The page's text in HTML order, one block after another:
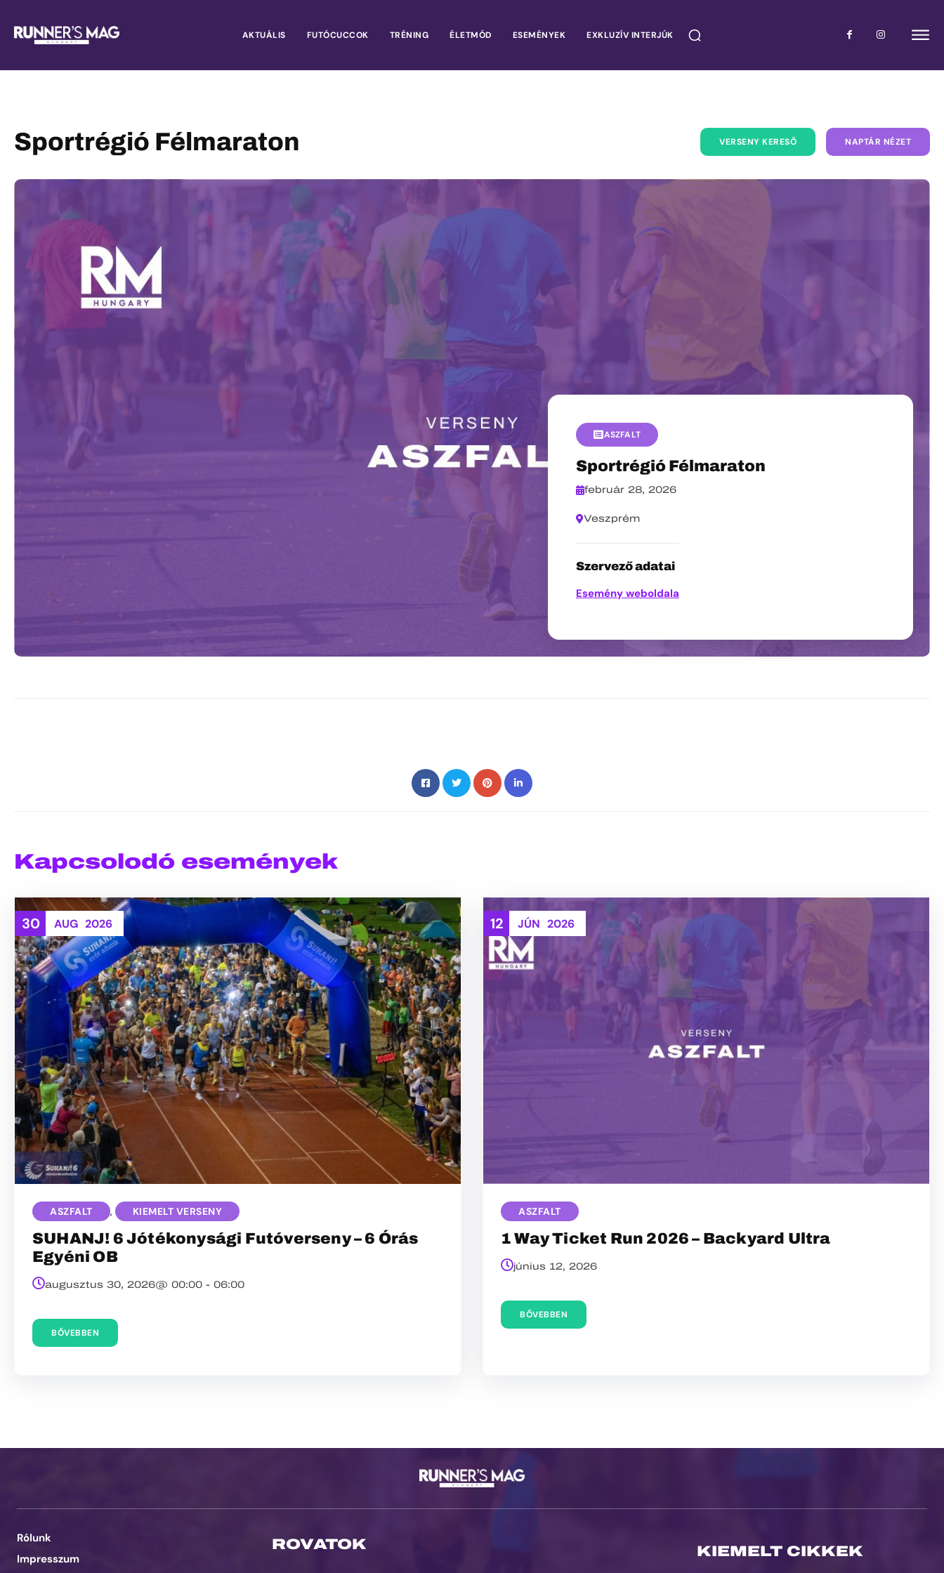
AKTUÁLIS FUTÓCUCCOK TRÉNING ÉLETMÓD ESEMÉNYEK EXKLUZÍV INTERJÚK
Sportrégió Félmaraton VERSENY KERESŐ NAPTÁR NÉZET
ASZFALT
Sportrégió Félmaraton
február 28, 2026
Veszprém
Szervező adatai
Esemény weboldala
Kapcsolodó események
30 AUG 2026
ASZFALT , KIEMELT VERSENY
SUHANJ! 6 Jótékonysági Futóverseny – 6 Órás
Egyéni OB
augusztus 30, 2026@ 00:00 - 06:00
BŐVEBBEN
12 JÚN 2026
ASZFALT
1 Way Ticket Run 2026 – Backyard Ultra
június 12, 2026
BŐVEBBEN
Rólunk
Impresszum
ROVATOK KIEMELT CIKKEK